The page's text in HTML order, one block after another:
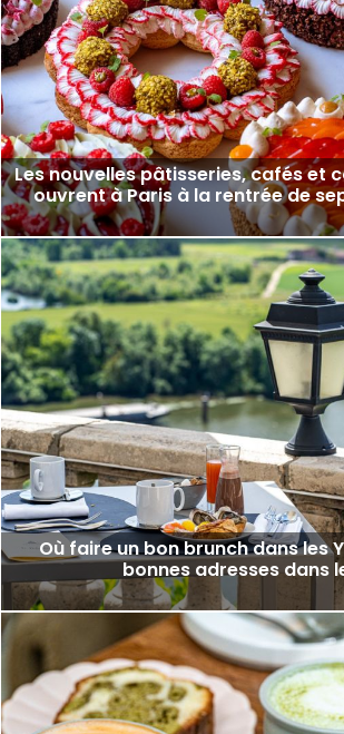
Les nouvelles pâtisseries, cafés et
ouvrent à Paris à la rentrée de
Où faire un bon brunch dans les
bonnes adresses dans